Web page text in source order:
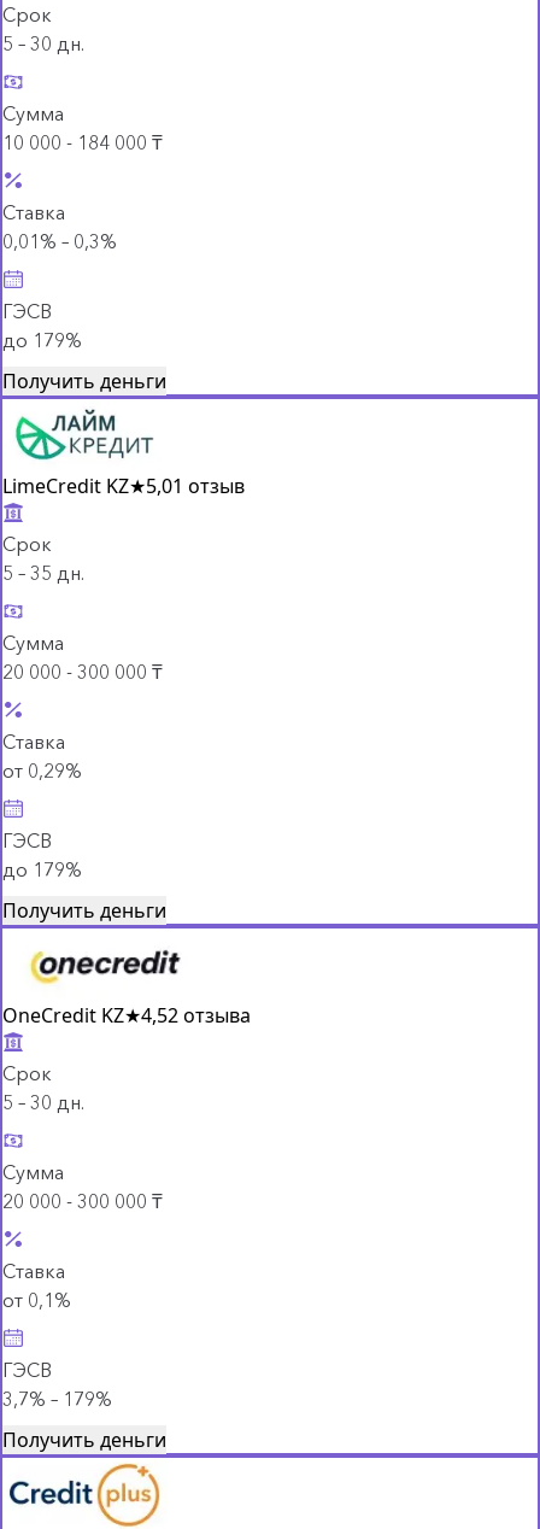
Срок
5 – 30 дн.
Сумма
10 000 - 184 000 ₸
Ставка
0,01% – 0,3%
ГЭСВ
до 179%
Получить деньги
LimeCredit KZ★5,01 отзыв
Срок
5 – 35 дн.
Сумма
20 000 - 300 000 ₸
Ставка
от 0,29%
ГЭСВ
до 179%
Получить деньги
OneCredit KZ★4,52 отзыва
Срок
5 – 30 дн.
Сумма
20 000 - 300 000 ₸
Ставка
от 0,1%
ГЭСВ
3,7% – 179%
Получить деньги